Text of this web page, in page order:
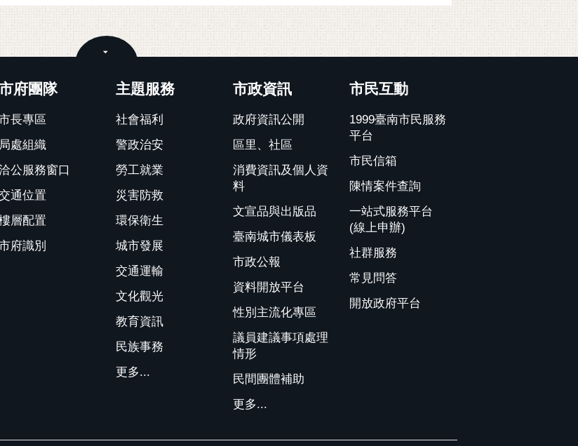
府團隊
長專區
局處組織
公服務窗口
通位置
層配置
府識別
主題服務
社會福利
警政治安
勞工就業
災害防救
環保衛生
城市發展
交通運輸
文化觀光
教育資訊
民族事務
更多...
市政資訊
政府資訊公開
區里、社區
消費資訊及個人資
料
文宣品與出版品
臺南城市儀表板
市政公報
資料開放平台
性別主流化專區
議員建議事項處理
情形
民間團體補助
更多...
市民互動
1999臺南市民服務
平台
市民信箱
陳情案件查詢
一站式服務平台
(線上申辦)
社群服務
常見問答
開放政府平台